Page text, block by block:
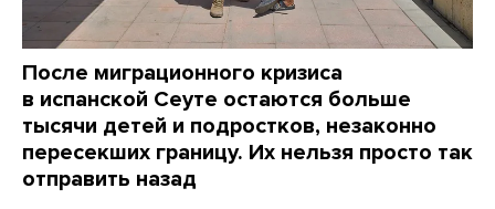
После миграционного кризиса
в испанской Сеуте остаются больше
тысячи детей и подростков, незаконно
пересекших границу. Их нельзя просто так
отправить назад